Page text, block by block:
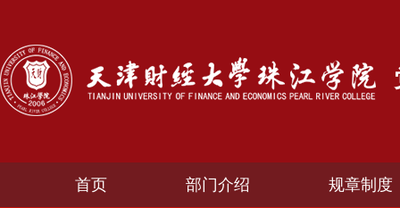
首页 部门介绍 规章制度